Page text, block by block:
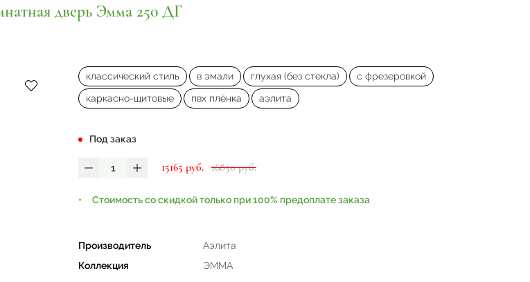
дверь Эмма 250 ДГ
классический стиль в эмали глухая (без стекла)
с фрезеровкой
каркасно-щитовые
пвх плёнка аэлита
Под заказ
15165 руб. 16850 руб.
Стоимость со скидкой только при 100% предоплате заказа
Производитель
Аэлита
Коллекция
ЭММА